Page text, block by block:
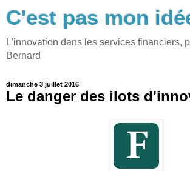
C'est pas mon
L'innovation dans les services financiers,
Bernard
dimanche 3 juillet 2016
Le danger des ilots